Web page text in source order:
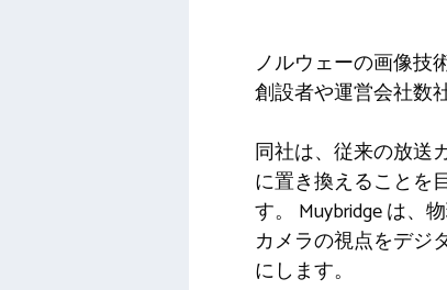
ノルウェーの画像技
創設者や運営会社数
同社は、従来の放送
に置き換えることを
す。 Muybridge は、
カメラの視点をデジ
にします。